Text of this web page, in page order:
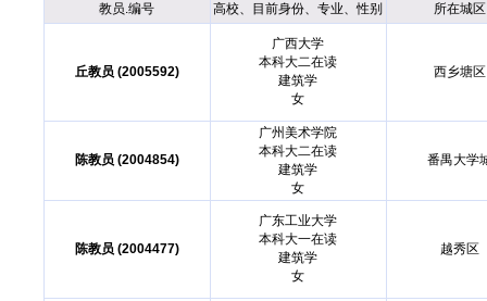
教员.编号 高校、目前身份、专业、性别 所在城区
丘教员 (2005592)
广西大学
本科大二在读
建筑学
女
西乡塘区
陈教员 (2004854)
广州美术学院
本科大二在读
建筑学
女
番禺大学
陈教员 (2004477)
广东工业大学
本科大一在读
建筑学
女
越秀区